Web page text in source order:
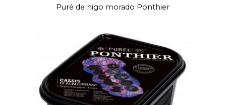
Puré de higo morado Ponthier